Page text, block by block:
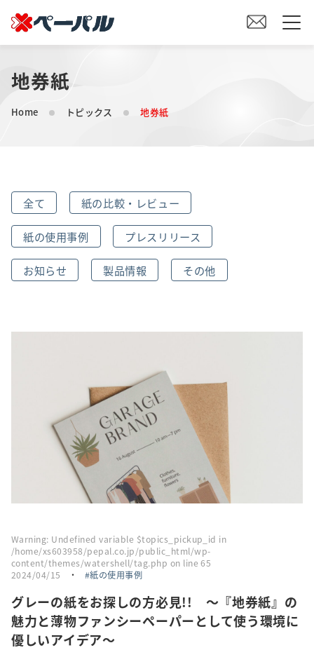
HOME
初めての方へ
オリジナル素材製造をご検討の方へ
会社案内
採用情報
お問い合わせ・エントリー
SNSアカウント
地券紙
Home トピックス 地券紙
全て 紙の比較・レビュー
紙の使用事例 プレスリリース
お知らせ 製品情報 その他
Warning: Undefined variable $topics_pickup_id in
/home/xs603958/pepal.co.jp/public_html/wp-
content/themes/watershell/tag.php on line65
2024/04/15
・ 紙の使用事例
グレーの紙をお探しの方必見!! ～『地券紙』の
魅力と薄物ファンシーペーパーとして使う環境に
優しいアイデア～